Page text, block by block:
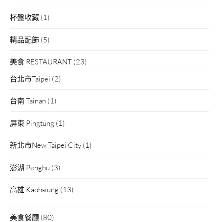
杯盤收藏 (1)
精品配飾 (5)
美食 RESTAURANT (23)
台北市Taipei (2)
台南 Tainan (1)
屏東 Pingtung (1)
新北市New Taipei City (1)
澎湖 Penghu (3)
高雄 Kaohsiung (13)
美食餐廳 (80)